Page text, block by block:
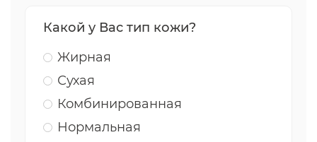
Какой у Вас тип кожи?
Жирная
Сухая
Комбинированная
Нормальная